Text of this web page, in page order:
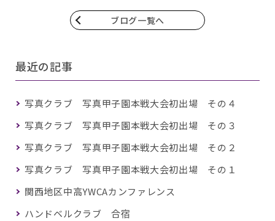
ブログ一覧へ
最近の記事
写真クラブ 写真甲子園本戦大会初出場 その４
写真クラブ 写真甲子園本戦大会初出場 その３
写真クラブ 写真甲子園本戦大会初出場 その２
写真クラブ 写真甲子園本戦大会初出場 その１
関西地区中高YWCAカンファレンス
ハンドベルクラブ 合宿